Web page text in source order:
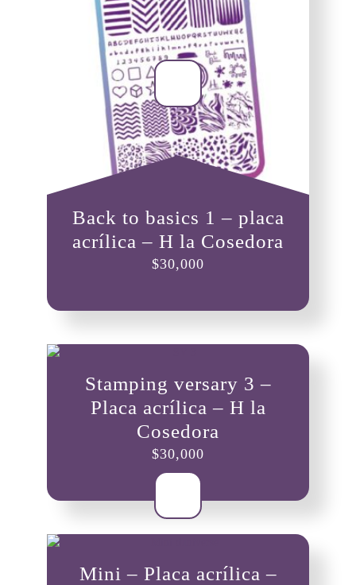
Back to basics 1 – placa
acrílica – H la Cosedora
$30,000
Stamping versary 3 –
Placa acrílica – H la
Cosedora
$30,000
Mini – Placa acrílica –